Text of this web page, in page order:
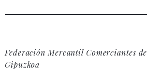
Federación Mercantil Comerciantes de
Gipuzkoa